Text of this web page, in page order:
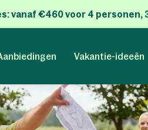
vanaf €460 voor 4 personen,
Vakantie-ideeën